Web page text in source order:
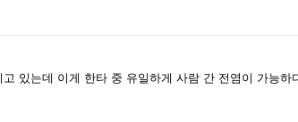
있는데 이게 한타 중 유일하게 사람 간 전염이 가능하